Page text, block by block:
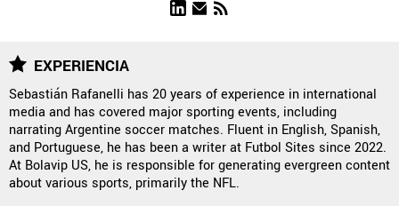
QUIENES SOMOS | STAFF | CONTACTO |
ESCRIBE EN REBAÑO PASIÓN
Rebaño Pasión es una sección especial del portal
EXPERIENCIA
Sebastián Rafanelli has 20 years of experience in international
media and has covered major sporting events, including
narrating Argentine soccer matches. Fluent in English, Spanish,
and Portuguese, he has been a writer at Futbol Sites since 2022.
At Bolavip US, he is responsible for generating evergreen content
about various sports, primarily the NFL.